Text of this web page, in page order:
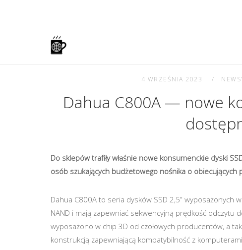
Home
4 WRZEŚNIA 2023
Dahua C800A — nowe
Do sklepów trafiły właśnie nowe konsumenckie dyski
osób szukających budżetowego nośnika o obiecujących
Dahua C800A to seria dysków SSD 2,5” wyposażonych
NAND i mają zapewniać sekwencyjną prędkość
wyposażono w chip 3D od czołowych producentów, a
konstrukcją zapewniającą kompatybilność z